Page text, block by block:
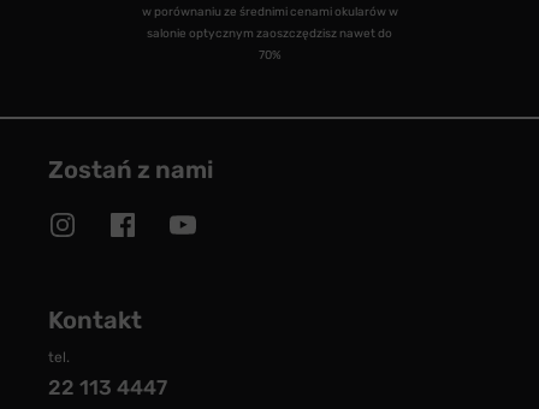
w porównaniu ze średnimi cenami okularów w
salonie optycznym zaoszczędzisz nawet do
70%
Zostań z nami
Kontakt
tel.
22 113 4447